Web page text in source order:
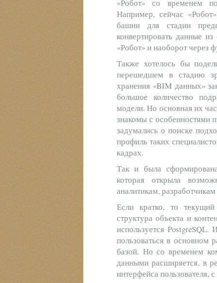
«Робот» со временем
Например, сейчас
башни для стадии
конвертировать данные
«Робот» и наоборот через
Также хотелось бы
перешедшем в стадию
хранения «BIM данных»
большое количество
модели. Но основная их
знакомы с
задумались о поиске
профиль таких
кадрах.
Так и была
которая открыла
аналитикам,
Если кратко, то
структура объекта и
используется PostgreSQL.
пользоваться в основном
базой. Но со временем
данными расширяется, в
интерфейса пользователя,